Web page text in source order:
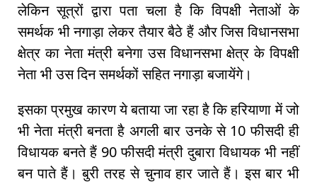
लेकिन सूत्रों द्वारा पता चला है कि विपक्षी नेताओं के
समर्थक भी नगाड़ा लेकर तैयार बैठे हैं और जिस विधानसभा
क्षेत्र का नेता मंत्री बनेगा उस विधानसभा क्षेत्र के विपक्षी
नेता भी उस दिन समर्थकों सहित नगाड़ा बजायेंगे।
इसका प्रमुख कारण ये बताया जा रहा है कि हरियाणा में जो
भी नेता मंत्री बनता है अगली बार उनके से 10 फीसदी ही
विधायक बनते हैं 90 फीसदी मंत्री दुबारा विधायक भी नहीं
बन पाते हैं। बुरी तरह से चुनाव हार जाते हैं। इस बार भी